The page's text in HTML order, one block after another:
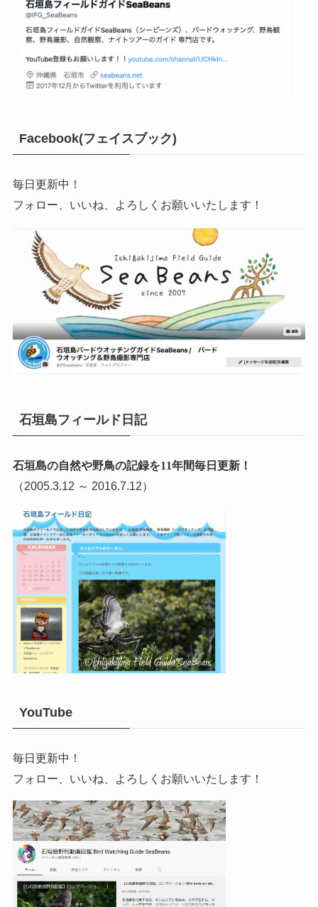
Facebook(フェイスブック)
毎日更新中！
フォロー、いいね、よろしくお願いいたします！
石垣島フィールド日記
石垣島の自然や野鳥の記録を11年間毎日更新！
（2005.3.12 ～ 2016.7.12）
YouTube
毎日更新中！
フォロー、いいね、よろしくお願いいたします！